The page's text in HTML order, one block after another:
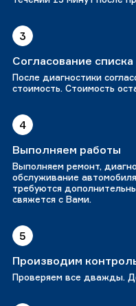
3
Согласование
После диагностики
стоимость. Стоимость
4
Выполняем работы
Выполняем ремонт,
обслуживание
требуются
свяжется с Вами.
5
Производим
Проверяем все дважды.